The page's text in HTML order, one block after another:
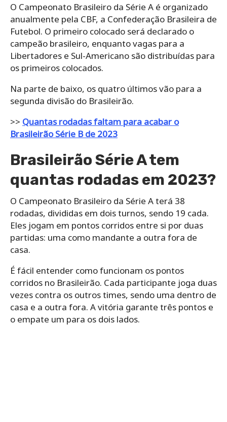
O Campeonato Brasileiro da Série A é organizado
anualmente pela CBF, a Confederação Brasileira de
Futebol. O primeiro colocado será declarado o
campeão brasileiro, enquanto vagas para a
Libertadores e Sul-Americano são distribuídas para
os primeiros colocados.
Na parte de baixo, os quatro últimos vão para a
segunda divisão do Brasileirão.
>> Quantas rodadas faltam para acabar o
Brasileirão Série B de 2023
Brasileirão Série A tem
quantas rodadas em 2023?
O Campeonato Brasileiro da Série A terá 38
rodadas, divididas em dois turnos, sendo 19 cada.
Eles jogam em pontos corridos entre si por duas
partidas: uma como mandante a outra fora de
casa.
É fácil entender como funcionam os pontos
corridos no Brasileirão. Cada participante joga duas
vezes contra os outros times, sendo uma dentro de
casa e a outra fora. A vitória garante três pontos e
o empate um para os dois lados.